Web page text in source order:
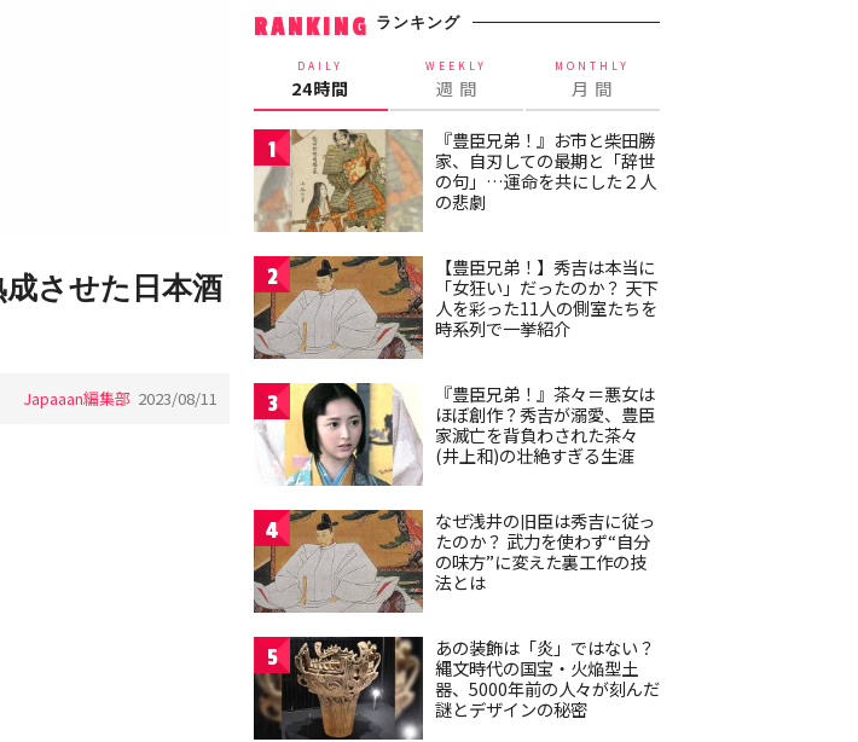
させた日本酒
Japaaan編集部 2023/08/11
RANKING ランキング
DAILY
24時間
WEEKLY
週 間
MONTHLY
月 間
1
『豊臣兄弟！』お市と柴田勝
家、自刃しての最期と「辞世
の句」…運命を共にした２人
の悲劇
2
【豊臣兄弟！】秀吉は本当に
「女狂い」だったのか？ 天下
人を彩った11人の側室たちを
時系列で一挙紹介
3
『豊臣兄弟！』茶々＝悪女は
ほぼ創作？秀吉が溺愛、豊臣
家滅亡を背負わされた茶々
(井上和)の壮絶すぎる生涯
4
なぜ浅井の旧臣は秀吉に従っ
たのか？ 武力を使わず“自分
の味方”に変えた裏工作の技
法とは
5
あの装飾は「炎」ではない？
縄文時代の国宝・火焔型土
器、5000年前の人々が刻んだ
謎とデザインの秘密